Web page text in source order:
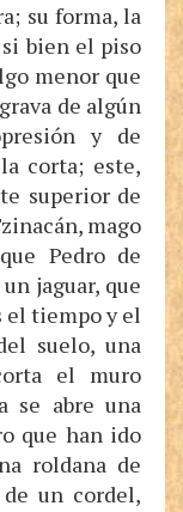
su forma, la
bien el piso
menor que
de algún
y de
corta; este,
superior de
mago
Pedro de
jaguar, que
el tiempo y el
suelo, una
el muro
se abre una
que han ido
roldana de
un cordel,